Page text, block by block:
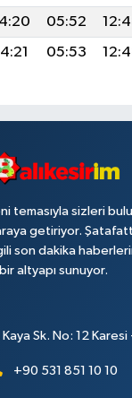
05:52
05:53
temasıyla sizleri
getiriyor.
son dakika
bir altyapı sunuyor.
Sk. No: 12 Karesi
+90 531 851 10 10